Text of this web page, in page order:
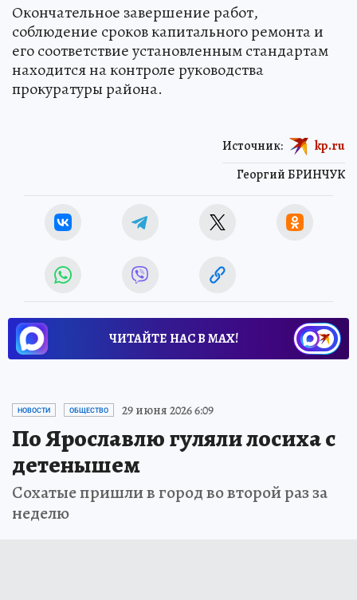
Окончательное завершение работ,
соблюдение сроков капитального ремонта и
его соответствие установленным стандартам
находится на контроле руководства
прокуратуры района.
Георгий БРИНЧУК
Источник: kp.ru
ЧИТАЙТЕ НАС В МАХ!
НОВОСТИ ОБЩЕСТВО 29 июня 2026 6:09
По Ярославлю гуляли лосиха с
детенышем
Сохатые пришли в город во второй раз за
неделю